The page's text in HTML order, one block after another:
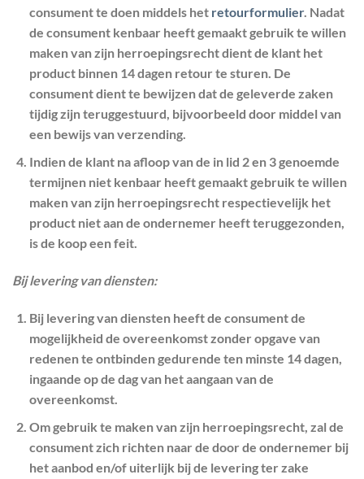
consument te doen middels het retourformulier. Nadat
de consument kenbaar heeft gemaakt gebruik te willen
maken van zijn herroepingsrecht dient de klant het
product binnen 14 dagen retour te sturen. De
consument dient te bewijzen dat de geleverde zaken
tijdig zijn teruggestuurd, bijvoorbeeld door middel van
een bewijs van verzending.
Indien de klant na afloop van de in lid 2 en 3 genoemde
termijnen niet kenbaar heeft gemaakt gebruik te willen
maken van zijn herroepingsrecht respectievelijk het
product niet aan de ondernemer heeft teruggezonden,
is de koop een feit.
Bij levering van diensten:
Bij levering van diensten heeft de consument de
mogelijkheid de overeenkomst zonder opgave van
redenen te ontbinden gedurende ten minste 14 dagen,
ingaande op de dag van het aangaan van de
overeenkomst.
Om gebruik te maken van zijn herroepingsrecht, zal de
consument zich richten naar de door de ondernemer bij
het aanbod en/of uiterlijk bij de levering ter zake